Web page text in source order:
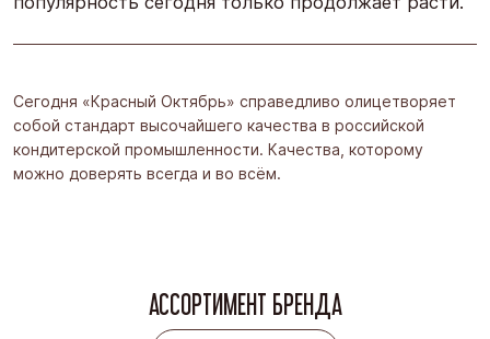
Сегодня «Красный Октябрь» справедливо олицетворяет
собой стандарт высочайшего качества в российской
кондитерской промышленности. Качества, которому
можно доверять всегда и во всём.
АССОРТИМЕНТ БРЕНДА
Весь ассортимент